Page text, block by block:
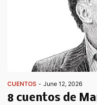
CUENTOS - June 12, 2026
8 cuentos de